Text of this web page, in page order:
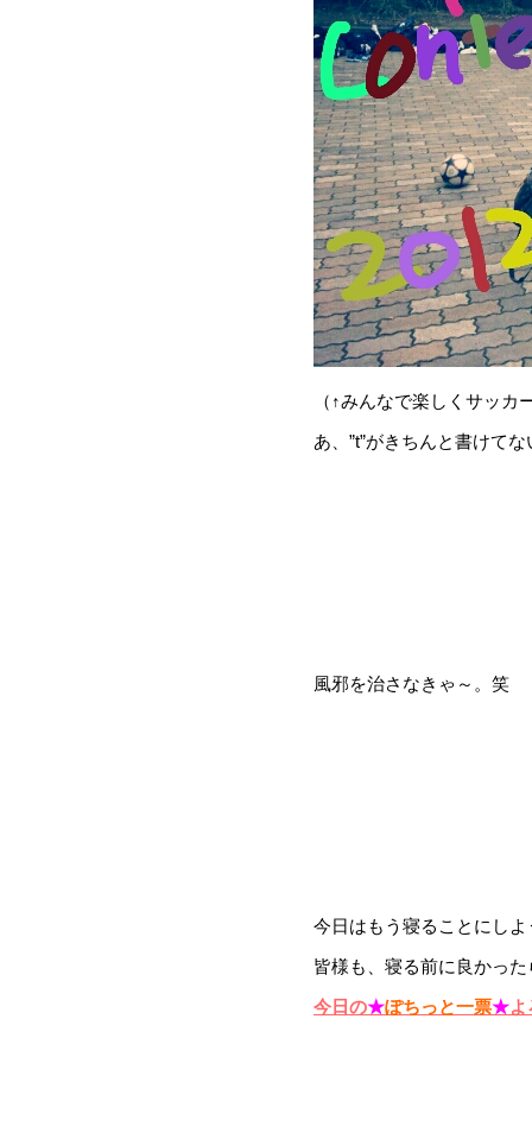
（↑みんなで楽しくサッカ
あ、”t”がきちんと書けて
風邪を治さなきゃ～。笑
今日はもう寝ることにし
皆様も、寝る前に良かった
今日の★ぽちっと一票★